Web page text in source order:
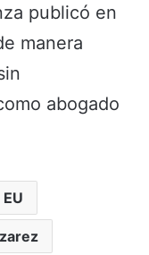
publicó en
manera
abogado